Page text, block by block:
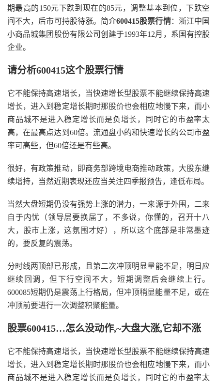
期最高的150元下跌到现在的85元，调整基本到位，下跌空
间不大，后市可持股待涨。简介600415股票行情：浙江中国
小商品城集团股份有限公司创建于1993年12月，系国有控股
企业。
请分析600415这个股票行情
它不能保持高速增长，当快速增长型股票不能继续保持高速
增长，进入到稳定增长期时那股价也会相应地慢下来，而小
商品城不是进入稳定增长而是负增长，同时它的市盈率太
高，在最高点达到60倍。流通盘小的和快速增长的公司市盈
率可高些，但60倍还是有些高。
很好，有政策推动，即商务部跨境电商推动政策，大股东继
续增持，当然近期表现还应当关注四季报预告，逢低布局。
当然大盘短期仍没有强势上涨的潜力，一来源于外围，二来
自于内忧（领导层要换届了，不多说，你懂的，召开十八
大，股市上涨，这氛围才好），所以这个底部是非常墨迹
的，要反复的震荡。
分时线两顶部已形成，且第二次冲顶明显量能不足，明日应
继续回调，但下行空间不大，短期调整后会继续上行。
600085短期仍是震荡上行格局，但冲顶稍显能量不足，或在
冲顶前要进行一次调整积聚能量。
股票600415…怎么没动作,~大盘大涨,它却不涨
它不能保持高速增长，当快速增长型股票不能继续保持高速
增长，进入到稳定增长期时那股价也会相应地慢下来，而小
商品城不是进入稳定增长而是负增长，同时它的市盈率太